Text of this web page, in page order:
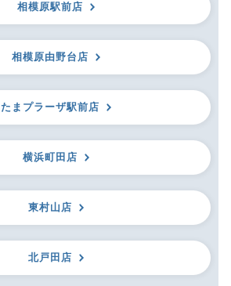
相模原駅前店
相模原由野台店
たまプラーザ駅前店
横浜町田店
東村山店
北戸田店